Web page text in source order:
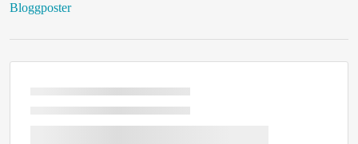
Bloggposter